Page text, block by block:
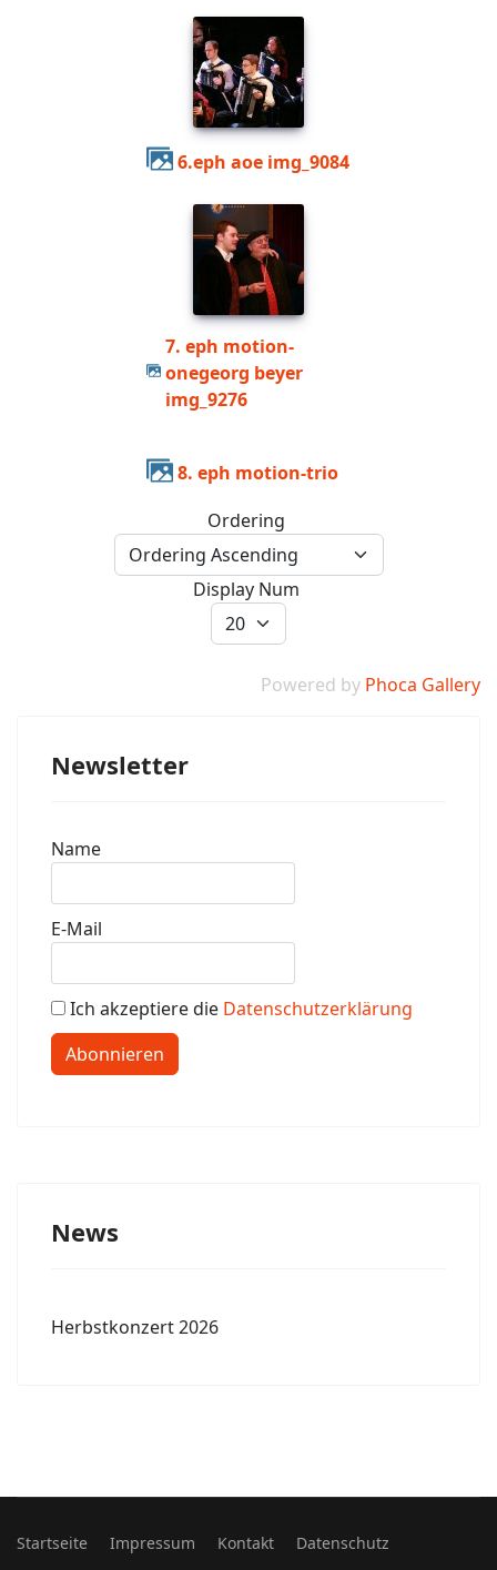
6.eph aoe img_9084
7. eph motion-
onegeorg beyer
img_9276
8. eph motion-trio
Ordering
Display Num
Powered by Phoca Gallery
Newsletter
Name
E-Mail
Ich akzeptiere die Datenschutzerklärung
Abonnieren
News
Herbstkonzert 2026
Startseite Impressum Kontakt Datenschutz